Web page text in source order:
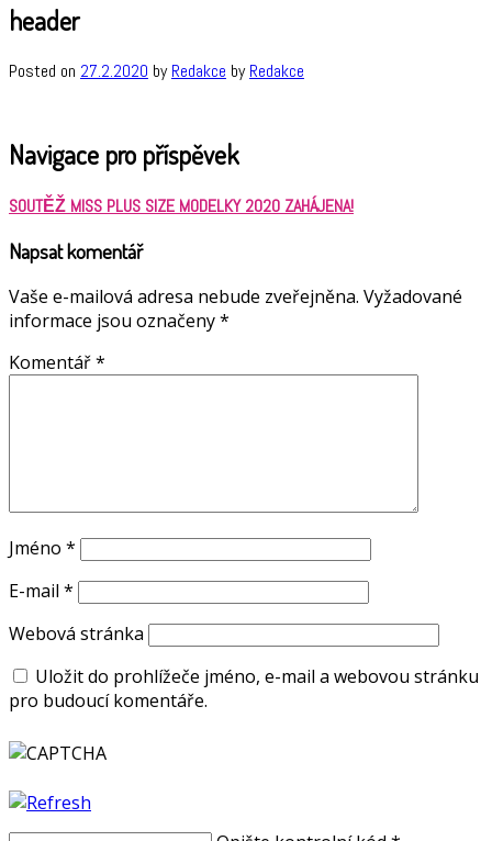
header
Posted on 27.2.2020 byRedakce byRedakce
Navigace pro příspěvek
SOUTĚŽ MISS PLUS SIZE MODELKY 2020 ZAHÁJENA!
Napsat komentář
Vaše e-mailová adresa nebude zveřejněna. Vyžadované
informace jsou označeny*
Komentář*
Jméno *
E-mail *
Webová stránka
Uložit do prohlížeče jméno, e-mail a webovou stránku
pro budoucí komentáře.